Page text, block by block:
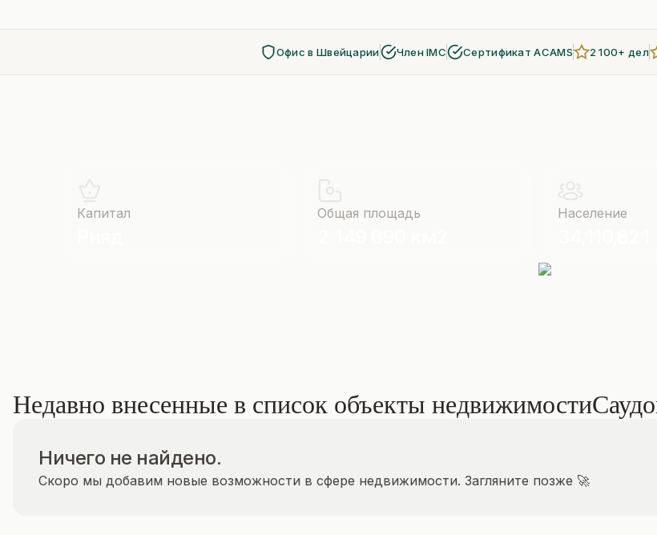
Офис в Швейцарии Член IMC Сертификат ACAMS 2 100+ дел
Капитал Общая площадь Население
Недавно внесенные в список объекты недвижимости
Ничего не найдено.
Скоро мы добавим новые возможности в сфере недвижимости. Загляните позже 🚀